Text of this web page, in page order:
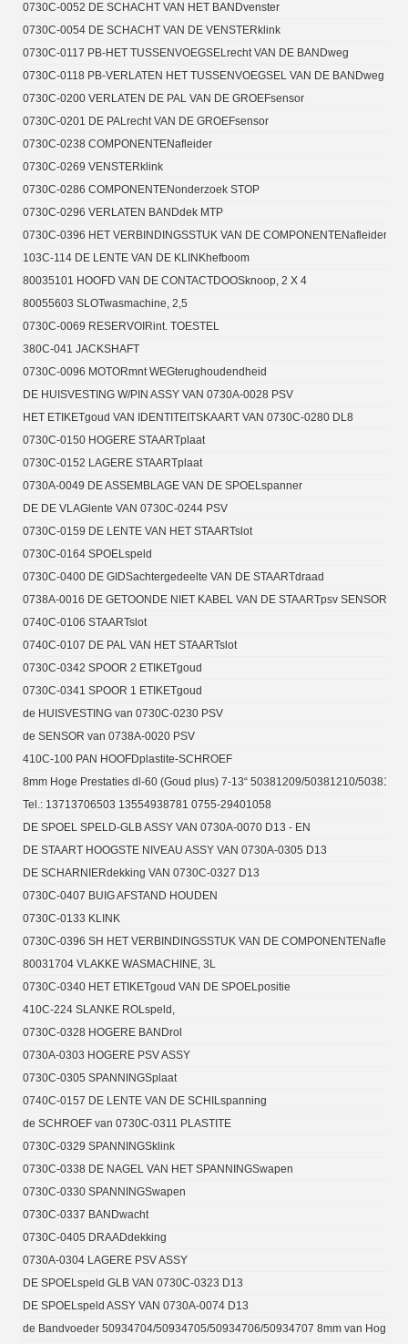
0730C-0052 DE SCHACHT VAN HET BANDvenster
0730C-0054 DE SCHACHT VAN DE VENSTERklink
0730C-0117 PB-HET TUSSENVOEGSELrecht VAN DE BANDweg
0730C-0118 PB-VERLATEN HET TUSSENVOEGSEL VAN DE BANDweg
0730C-0200 VERLATEN DE PAL VAN DE GROEFsensor
0730C-0201 DE PALrecht VAN DE GROEFsensor
0730C-0238 COMPONENTENafleider
0730C-0269 VENSTERklink
0730C-0286 COMPONENTENonderzoek STOP
0730C-0296 VERLATEN BANDdek MTP
0730C-0396 HET VERBINDINGSSTUK VAN DE COMPONENTENafleider
103C-114 DE LENTE VAN DE KLINKhefboom
80035101 HOOFD VAN DE CONTACTDOOSknoop, 2 X 4
80055603 SLOTwasmachine, 2,5
0730C-0069 RESERVOIRint. TOESTEL
380C-041 JACKSHAFT
0730C-0096 MOTORmnt WEGterughoudendheid
DE HUISVESTING W/PIN ASSY VAN 0730A-0028 PSV
HET ETIKETgoud VAN IDENTITEITSKAART VAN 0730C-0280 DL8
0730C-0150 HOGERE STAARTplaat
0730C-0152 LAGERE STAARTplaat
0730A-0049 DE ASSEMBLAGE VAN DE SPOELspanner
DE DE VLAGlente VAN 0730C-0244 PSV
0730C-0159 DE LENTE VAN HET STAARTslot
0730C-0164 SPOELspeld
0730C-0400 DE GIDSachtergedeelte VAN DE STAARTdraad
0738A-0016 DE GETOONDE NIET KABEL VAN DE STAARTpsv SENSOR ()
0740C-0106 STAARTslot
0740C-0107 DE PAL VAN HET STAARTslot
0730C-0342 SPOOR 2 ETIKETgoud
0730C-0341 SPOOR 1 ETIKETgoud
de HUISVESTING van 0730C-0230 PSV
de SENSOR van 0738A-0020 PSV
410C-100 PAN HOOFDplastite-SCHROEF
8mm Hoge Prestaties dl-60 (Goud plus) 7-13“ 50381209/50381210/
Tel.: 13713706503 13554938781 0755-29401058
DE SPOEL SPELD-GLB ASSY VAN 0730A-0070 D13 - EN
DE STAART HOOGSTE NIVEAU ASSY VAN 0730A-0305 D13
DE SCHARNIERdekking VAN 0730C-0327 D13
0730C-0407 BUIG AFSTAND HOUDEN
0730C-0133 KLINK
0730C-0396 SH HET VERBINDINGSSTUK VAN DE COMPONENTENafleider
80031704 VLAKKE WASMACHINE, 3L
0730C-0340 HET ETIKETgoud VAN DE SPOELpositie
410C-224 SLANKE ROLspeld,
0730C-0328 HOGERE BANDrol
0730A-0303 HOGERE PSV ASSY
0730C-0305 SPANNINGSplaat
0740C-0157 DE LENTE VAN DE SCHILspanning
de SCHROEF van 0730C-0311 PLASTITE
0730C-0329 SPANNINGSklink
0730C-0338 DE NAGEL VAN HET SPANNINGSwapen
0730C-0330 SPANNINGSwapen
0730C-0337 BANDwacht
0730C-0405 DRAADdekking
0730A-0304 LAGERE PSV ASSY
DE SPOELspeld GLB VAN 0730C-0323 D13
DE SPOELspeld ASSY VAN 0730A-0074 D13
de Bandvoeder 50934704/50934705/50934706/50934707 8mm van Hoge